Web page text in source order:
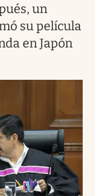
un
su película
en Japón